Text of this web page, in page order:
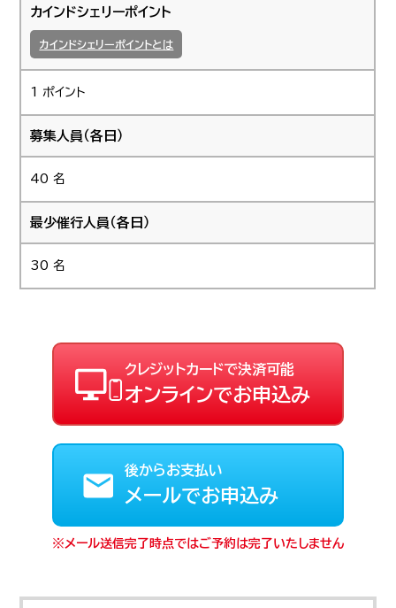
カインドシェリーポイント
カインドシェリーポイントとは
1 ポイント
募集人員（各日）
40 名
最少催行人員（各日）
30 名
クレジットカードで決済可能
オンラインでお申込み
後からお支払い
メールでお申込み
メール送信完了時点ではご予約は完了いたしません